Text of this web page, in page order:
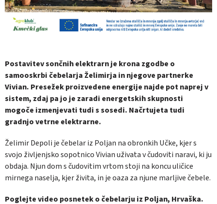
Postavitev sončnih elektrarn je krona zgodbe o
samooskrbi čebelarja Želimirja in njegove partnerke
Vivian. Presežek proizvedene energije najde pot naprej v
sistem, zdaj pa jo je zaradi energetskih skupnosti
mogoče izmenjevati tudi s sosedi. Načrtujeta tudi
gradnjo vetrne elektrarne.
Želimir Depoli je čebelar iz Poljan na obronkih Učke, kjer s
svojo življenjsko sopotnico Vivian uživata v čudoviti naravi, ki ju
obdaja. Njun dom s čudovitim vrtom stoji na koncu uličice
mirnega naselja, kjer živita, in je oaza za njune marljive čebele.
Poglejte video posnetek o čebelarju iz Poljan, Hrvaška.